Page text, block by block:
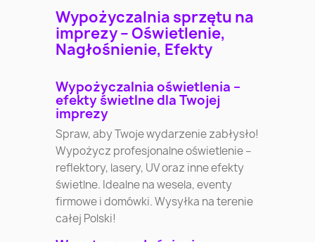
Wypożyczalnia sprzętu na
imprezy – Oświetlenie,
Nagłośnienie, Efekty
Wypożyczalnia oświetlenia –
efekty świetlne dla Twojej
imprezy
Spraw, aby Twoje wydarzenie zabłysło!
Wypożycz profesjonalne oświetlenie –
reflektory, lasery, UV oraz inne efekty
świetlne. Idealne na wesela, eventy
firmowe i domówki. Wysyłka na terenie
całej Polski!